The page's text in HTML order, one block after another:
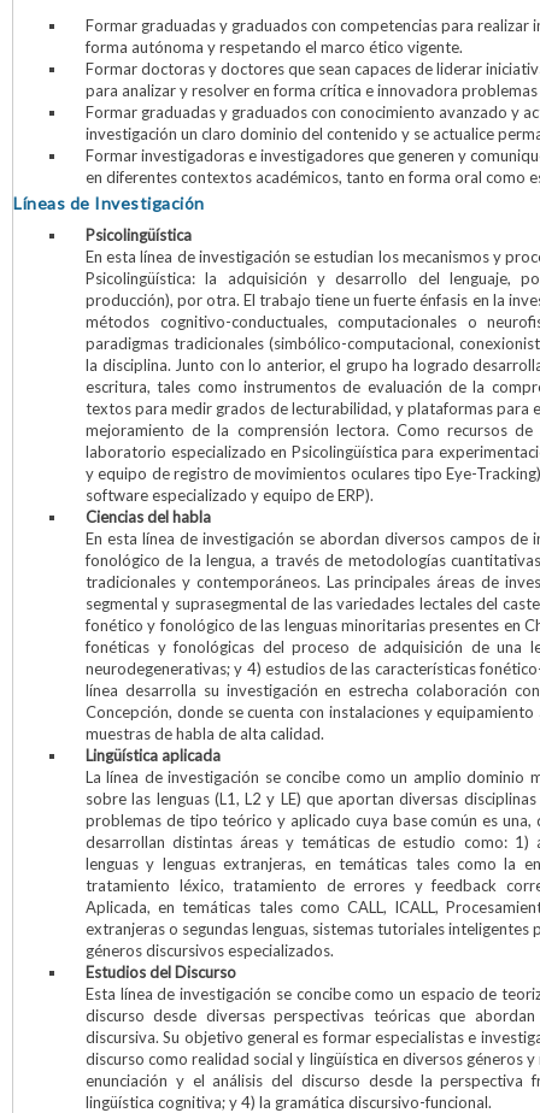
Formar graduadas y graduados con competencias para realizar
forma autónoma y respetando el marco ético vigente.
Formar doctoras y doctores que sean capaces de liderar
para analizar y resolver en forma crítica e innovadora
Formar graduadas y graduados con conocimiento avanzado y
investigación un claro dominio del contenido y se actualice
Formar investigadoras e investigadores que generen y
en diferentes contextos académicos, tanto en forma oral como
Líneas de Investigación
Psicolingüística
En esta línea de investigación se estudian los mecanismos y
Psicolingüística: la adquisición y desarrollo del lenguaje,
producción), por otra. El trabajo tiene un fuerte énfasis en la
métodos cognitivo-conductuales, computacionales o
paradigmas tradicionales (simbólico-computacional,
la disciplina. Junto con lo anterior, el grupo ha logrado
escritura, tales como instrumentos de evaluación de la
textos para medir grados de lecturabilidad, y plataformas para
mejoramiento de la comprensión lectora. Como recursos
laboratorio especializado en Psicolingüística para
y equipo de registro de movimientos oculares tipo Eye-
software especializado y equipo de ERP).
Ciencias del habla
En esta línea de investigación se abordan diversos campos
fonológico de la lengua, a través de metodologías
tradicionales y contemporáneos. Las principales áreas de
segmental y suprasegmental de las variedades lectales del
fonético y fonológico de las lenguas minoritarias presentes en
fonéticas y fonológicas del proceso de adquisición de una
neurodegenerativas; y 4) estudios de las características
línea desarrolla su investigación en estrecha colaboración
Concepción, donde se cuenta con instalaciones y
muestras de habla de alta calidad.
Lingüística aplicada
La línea de investigación se concibe como un amplio dominio
sobre las lenguas (L1, L2 y LE) que aportan diversas
problemas de tipo teórico y aplicado cuya base común es una,
desarrollan distintas áreas y temáticas de estudio como: 1)
lenguas y lenguas extranjeras, en temáticas tales como la
tratamiento léxico, tratamiento de errores y feedback
Aplicada, en temáticas tales como CALL, ICALL,
extranjeras o segundas lenguas, sistemas tutoriales inteligentes
géneros discursivos especializados.
Estudios del Discurso
Esta línea de investigación se concibe como un espacio de
discurso desde diversas perspectivas teóricas que
discursiva. Su objetivo general es formar especialistas e
discurso como realidad social y lingüística en diversos géneros
enunciación y el análisis del discurso desde la perspectiva
lingüística cognitiva; y 4) la gramática discursivo-funcional.